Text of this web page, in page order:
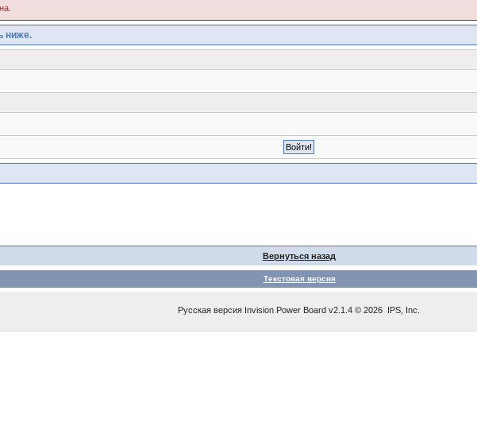
ниже.
Вернуться назад
Текстовая версия
Русская версия Invision Power Board v2.1.4 © 2026 IPS, Inc.